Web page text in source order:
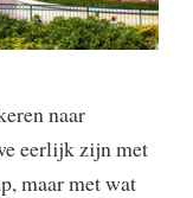
naar
eerlijk zijn met
maar met wat